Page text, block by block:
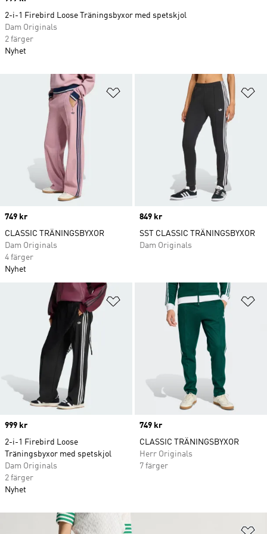
Lägg till på önskelistan
Price
749 kr
CLASSIC TRÄNINGSBYXOR
Dam Originals
4 färger
Nyhet
Price
849 kr
SST CLASSIC TRÄNINGSBYXOR
Dam Originals
Lägg till på önskelistan
Price
999 kr
2-i-1 Firebird Loose
Träningsbyxor med spetskjol
Dam Originals
2 färger
Nyhet
Price
749 kr
CLASSIC TRÄNINGSBYXOR
Herr Originals
7 färger
2-i-1 Firebird Loose Träningsbyxor med spetskjol
Dam Originals
2 färger
Nyhet